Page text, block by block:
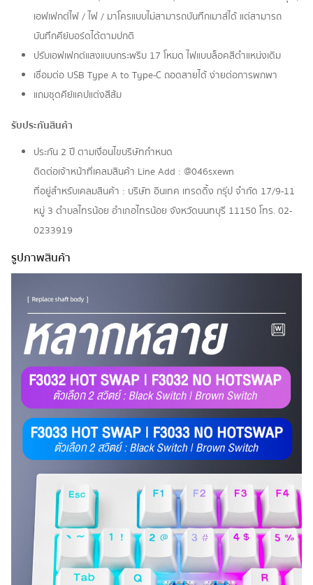
เอฟเฟกต์ไฟ / ไฟ / มาโครแบบไม่สามารถบันทึกเมาส์ได้ แต่สามารถ
บันทึกคีย์บอร์ดได้ตามปกติ
ปรับเอฟเฟกต์แสงแบบกระพริบ 17 โหมด ไฟแบบล็อคสีตำแหน่งเดิม
เชื่อมต่อ USB Type A to Type-C ถอดสายได้ ง่ายต่อการพกพา
แถมชุดคีย์แคปแต่งสีส้ม
รับประกันสินค้า
ประกัน 2 ปี ตามเงื่อนไขบริษัทกำหนด
ติดต่อเจ้าหน้าที่เคลมสินค้า Line Add : @046sxewn
ที่อยู่สำหรับเคลมสินค้า : บริษัท อินเทค เทรดดิ้ง กรุ๊ป จำกัด 17/9-11
หมู่ 3 ตำบลไทรน้อย อำเภอไทรน้อย จังหวัดนนทบุรี 11150 โทร. 02-
0233919
รูปภาพสินค้า